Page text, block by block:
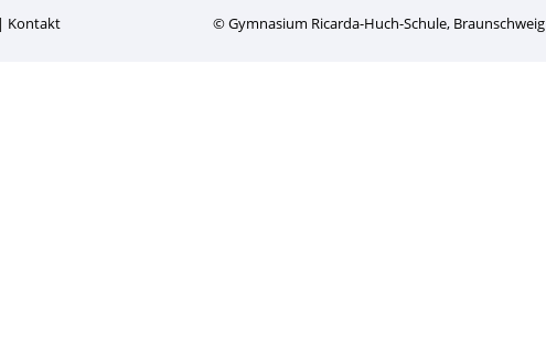
Kontakt © Gymnasium Ricarda-Huch-Schule, Braunschweig